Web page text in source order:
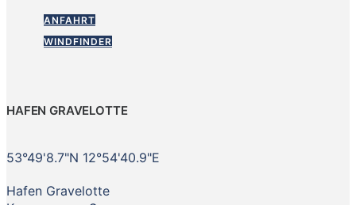
ANFAHRT
WINDFINDER
HAFEN GRAVELOTTE
53°49'8.7"N 12°54'40.9"E
Hafen Gravelotte